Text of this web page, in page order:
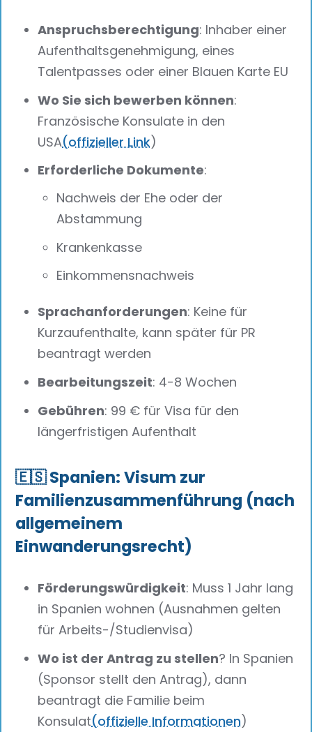
Anspruchsberechtigung: Inhaber einer
Aufenthaltsgenehmigung, eines
Talentpasses oder einer Blauen Karte EU
Wo Sie sich bewerben können:
Französische Konsulate in den
USA(offizieller Link)
Erforderliche Dokumente:
Nachweis der Ehe oder der
Abstammung
Krankenkasse
Einkommensnachweis
Sprachanforderungen: Keine für
Kurzaufenthalte, kann später für PR
beantragt werden
Bearbeitungszeit: 4-8 Wochen
Gebühren: 99 € für Visa für den
längerfristigen Aufenthalt
🇪🇸 Spanien: Visum zur
Familienzusammenführung (nach
allgemeinem
Einwanderungsrecht)
Förderungswürdigkeit: Muss 1 Jahr lang
in Spanien wohnen (Ausnahmen gelten
für Arbeits-/Studienvisa)
Wo ist der Antrag zu stellen? In Spanien
(Sponsor stellt den Antrag), dann
beantragt die Familie beim
Konsulat(offizielle Informationen)